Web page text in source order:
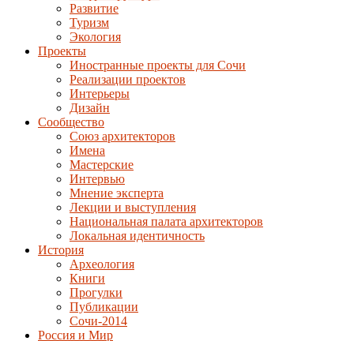
Развитие
Туризм
Экология
Проекты
Иностранные проекты для Сочи
Реализации проектов
Интерьеры
Дизайн
Сообщество
Союз архитекторов
Имена
Мастерские
Интервью
Мнение эксперта
Лекции и выступления
Национальная палата архитекторов
Локальная идентичность
История
Археология
Книги
Прогулки
Публикации
Сочи-2014
Россия и Мир